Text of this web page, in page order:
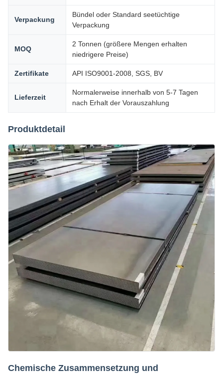
Verpackung
Bündel oder Standard seetüchtige
Verpackung
MOQ
2 Tonnen (größere Mengen erhalten
niedrigere Preise)
Zertifikate API ISO9001-2008, SGS, BV
Lieferzeit
Normalerweise innerhalb von 5-7 Tagen
nach Erhalt der Vorauszahlung
Produktdetail
Chemische Zusammensetzung und